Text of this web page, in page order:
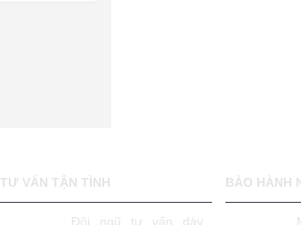
TƯ VẤN TẬN TÌNH
Đội ngũ tư vấn dày
BÀO HÀNH